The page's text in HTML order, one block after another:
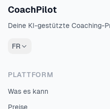
CoachPilot
Deine KI-gestützte Coaching-
FR
PLATTFORM
Was es kann
Preise